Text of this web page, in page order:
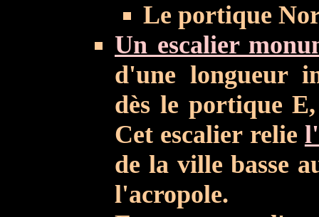
Le portique
Un escalier
d'une longueur
dès le portique
Cet escalier relie
de la ville basse
l'acropole.